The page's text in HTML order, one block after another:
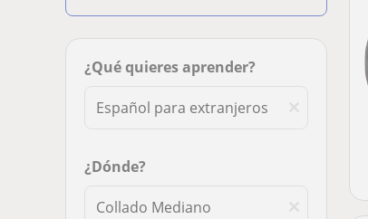
¿Qué quieres aprender?
¿Dónde?